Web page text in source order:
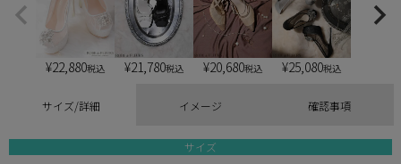
¥22,880税込 ¥21,780税込 ¥20,680税込 ¥25,080税込
サイズ/詳細 イメージ 確認事項
サイズ